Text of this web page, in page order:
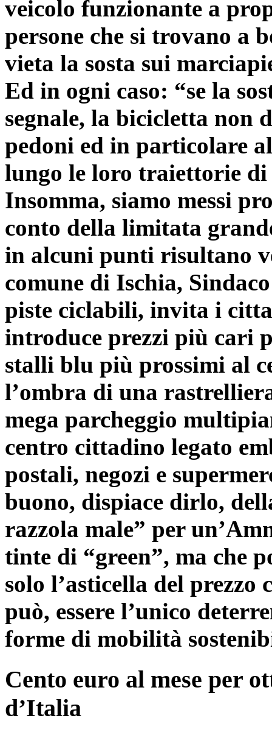
veicolo funzionante a
persone che si trovano a
vieta la sosta sui
Ed in ogni caso: “se la
segnale, la bicicletta non
pedoni ed in particolare
lungo le loro traiettorie
Insomma, siamo messi
conto della limitata
in alcuni punti risultano
comune di Ischia,
piste ciclabili, invita i
introduce prezzi più cari
stalli blu più prossimi al
l’ombra di una
mega parcheggio
centro cittadino legato
postali, negozi e
buono, dispiace dirlo,
razzola male” per
tinte di “green”, ma che
solo l’asticella del prezzo
può, essere l’unico
forme di mobilità
Cento euro al mese per
d’Italia